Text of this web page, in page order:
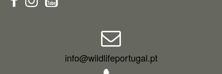
info@wildlifeportugal.pt